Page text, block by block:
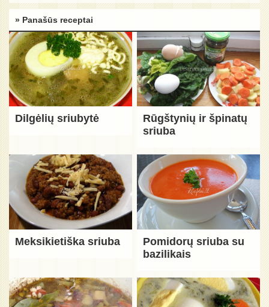
» Panašūs receptai
Dilgėlių sriubytė
Rūgštynių ir špinatų
sriuba
Meksikietiška sriuba
Pomidorų sriuba su
bazilikais